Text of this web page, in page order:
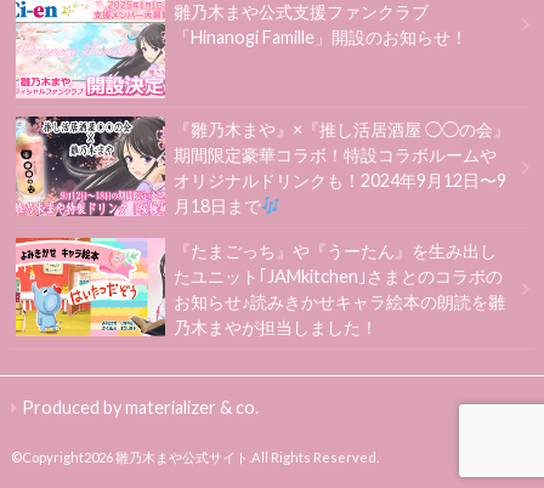
雛乃木まや公式支援ファンクラブ
「Hinanogi Famille」開設のお知らせ！
『雛乃木まや』×『推し活居酒屋 ◯◯の会』
期間限定豪華コラボ！特設コラボルームや
オリジナルドリンクも！2024年9月12日〜9
月18日まで
『たまごっち』や『うーたん』を生み出し
たユニット｢JAMkitchen｣さまとのコラボの
お知らせ♪読みきかせキャラ絵本の朗読を雛
乃木まやが担当しました！
Produced by materializer & co.
©Copyright2026雛乃木まや公式サイト .All Rights Reserved.